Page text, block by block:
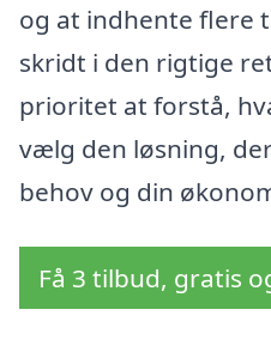
og at indhente flere
skridt i den rigtige
prioritet at forstå,
vælg den løsning,
behov og din
Få 3 tilbud, gratis